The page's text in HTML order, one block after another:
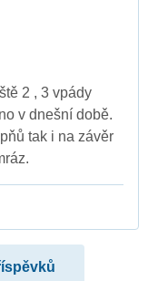
2 , 3 vpády
v dnešní době.
tak i na závěr